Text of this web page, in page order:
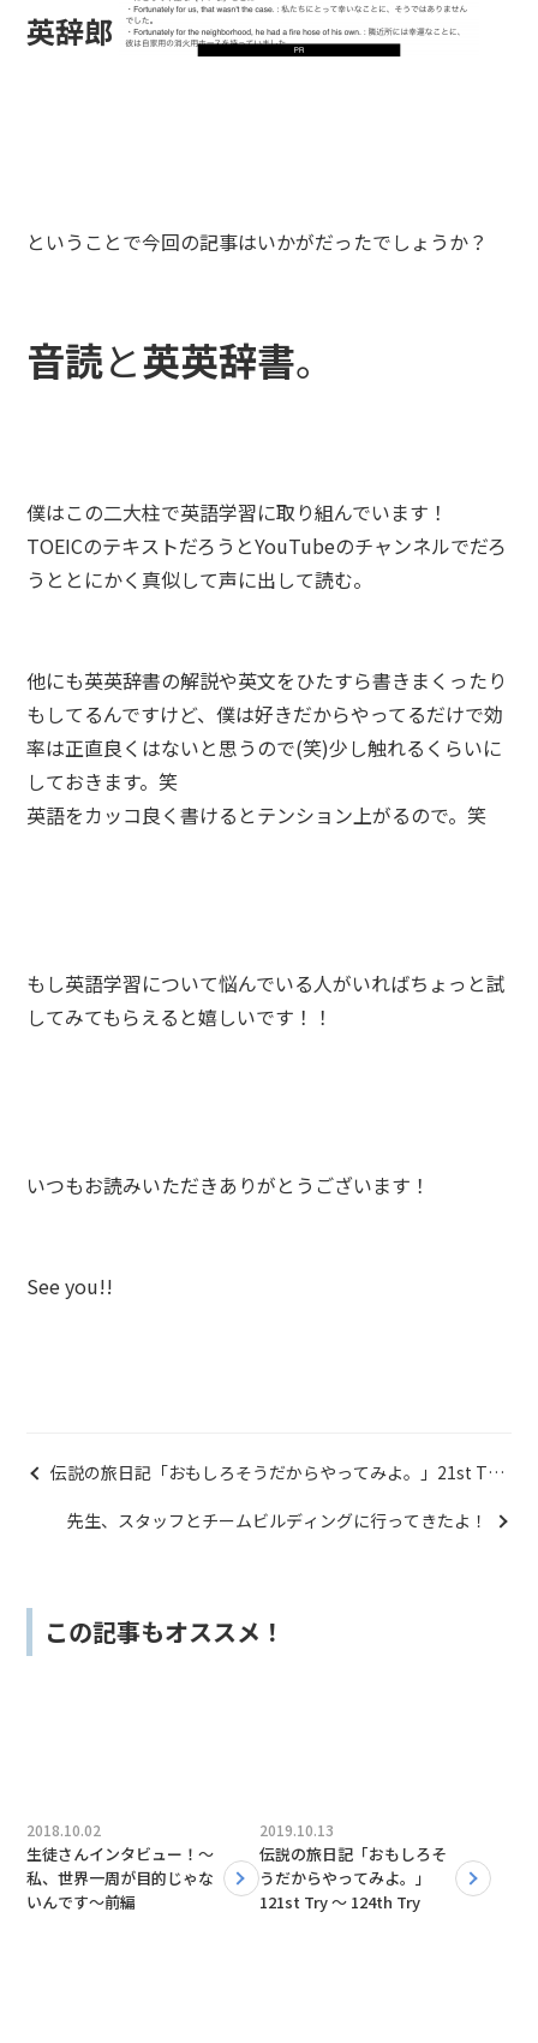
英辞郎
ということで今回の記事はいかがだったでしょうか？
音読と英英辞書。
僕はこの二大柱で英語学習に取り組んでいます！
TOEICのテキストだろうとYouTubeのチャンネルでだろ
うととにかく真似して声に出して読む。
他にも英英辞書の解説や英文をひたすら書きまくったり
もしてるんですけど、僕は好きだからやってるだけで効
率は正直良くはないと思うので(笑)少し触れるくらいに
しておきます。笑
英語をカッコ良く書けるとテンション上がるので。笑
もし英語学習について悩んでいる人がいればちょっと試
してみてもらえると嬉しいです！！
いつもお読みいただきありがとうございます！
See you!!
伝説の旅日記「おもしろそうだからやってみよ。」21st Try
先生、スタッフとチームビルディングに行ってきたよ！
この記事もオススメ！
2018.10.02
生徒さんインタビュー！〜
私、世界一周が目的じゃな
いんです〜前編
2019.10.13
伝説の旅日記「おもしろそ
うだからやってみよ。」
121st Try 〜 124th Try